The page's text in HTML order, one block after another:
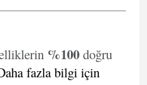
%100 doğru
fazla bilgi için